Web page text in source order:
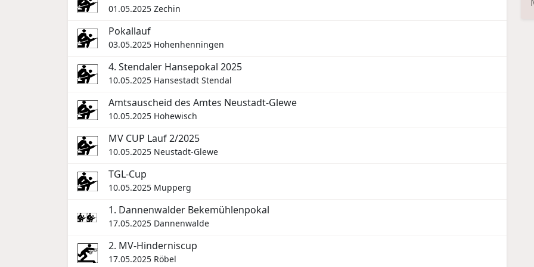
01.05.2025 Zechin
Pokallauf
03.05.2025 Hohenhenningen
4. Stendaler Hansepokal 2025
10.05.2025 Hansestadt Stendal
Amtsauscheid des Amtes Neustadt-Glewe
10.05.2025 Hohewisch
MV CUP Lauf 2/2025
10.05.2025 Neustadt-Glewe
TGL-Cup
10.05.2025 Mupperg
1. Dannenwalder Bekemühlenpokal
17.05.2025 Dannenwalde
2. MV-Hinderniscup
17.05.2025 Röbel